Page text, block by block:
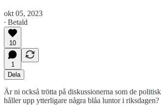
okt 05, 2023
∙ Betald
10
1
Dela
Är ni också trötta på diskussionerna som de
håller upp ytterligare några blåa luntor i riksdagen?